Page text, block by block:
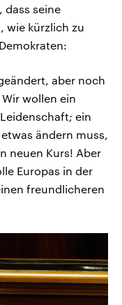
dass seine
wie kürzlich zu
aber noch
wollen ein
ein
ändern muss,
neuen Kurs! Aber
Europas in der
freundlicheren